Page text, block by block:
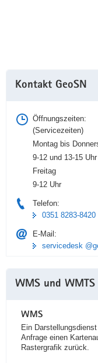
Information
Kontakt GeoSN
Öffnungszeiten:
(Servicezeiten)
Montag bis
9-12 und 13-15 Uhr
Freitag
9-12 Uhr
Telefon:
0351 8283-8420
E-Mail:
servicedesk
WMS und WMTS
WMS
Ein Darstellungsdienst
Anfrage einen
Rastergrafik zurück.